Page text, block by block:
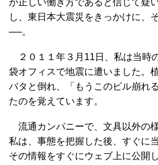
が正しい働き方であると信じて疑
し、東日本大震災をきっかけに、
──。
２０１１年３月11日、私は当時
袋オフィスで地震に遭いました。
バタと倒れ、「もうこのビル崩れ
たのを覚えています。
流通カンパニーで、文具以外の
私は、事態を把握した後、すぐに
その情報をすぐにウェブ上に公開